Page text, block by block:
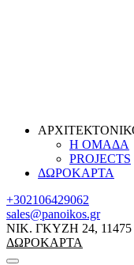
Η ΟΜΑΔΑ
PROJECTS
ΔΩΡΟΚΑΡΤΑ
+302106429062
sales@panoikos.gr
ΝΙΚ. ΓΚΥΖΗ 24,
ΔΩΡΟΚΑΡΤΑ